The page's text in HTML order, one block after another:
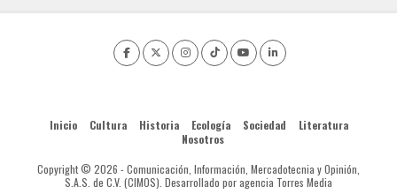
Inicio Cultura Historia Ecología Sociedad
Literatura
Nosotros
Copyright © 2026 - Comunicación, Información, Mercadotecnia y Opinión,
S.A.S. de C.V. (CIMOS). Desarrollado por agencia Torres Media